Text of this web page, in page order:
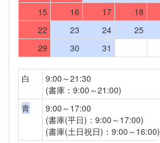
15
16 17 18
22
23 24 25
29
30 31
白
9:00～21:30
(書庫：9:00～21:00)
青
9:00～17:00
(書庫(平日)：9:00～17:00)
(書庫(土日祝日)：9:00～16:00)